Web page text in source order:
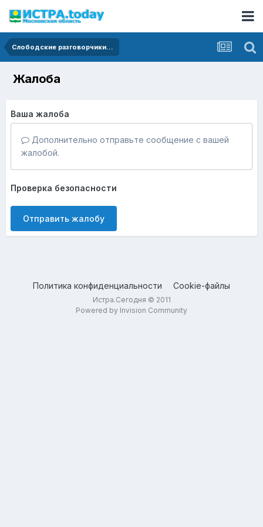
Слободские разговорчики...
Жалоба
Ваша жалоба
Дополнительно отправьте сообщение с вашей
жалобой.
Проверка безопасности
Отправить жалобу
Политика конфиденциальности Cookie-файлы
Истра.Сегодня © 2011
Powered by Invision Community